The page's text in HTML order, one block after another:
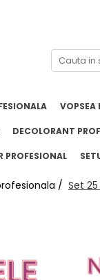
VOPSEA
DECOLORANT
PROFESIONAL
/ Set